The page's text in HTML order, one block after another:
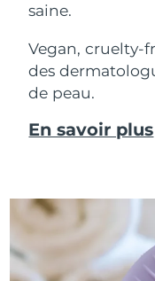
saine.
Vegan, cruelty-
des
de peau.
En savoir plus